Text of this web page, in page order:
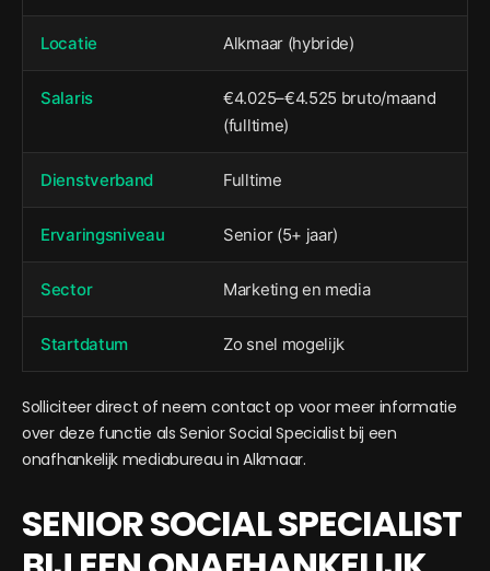
Locatie Alkmaar (hybride)
Salaris
€4.025–€4.525 bruto/maand
(fulltime)
Dienstverband Fulltime
Ervaringsniveau Senior (5+ jaar)
Sector Marketing en media
Startdatum Zo snel mogelijk
Solliciteer direct of neem contact op voor meer informatie
over deze functie als Senior Social Specialist bij een
onafhankelijk mediabureau in Alkmaar.
SENIOR SOCIAL SPECIALIST